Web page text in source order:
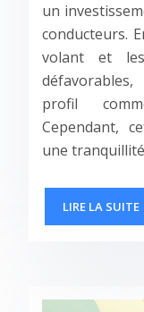
un
conducteurs.
volant et les
profil
Cependant,
une
LIRE LA SUITE